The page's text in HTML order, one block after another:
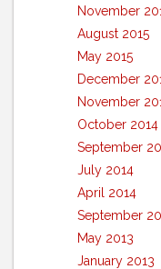
November
August 2015
May 2015
December
November
October 2014
September
July 2014
April 2014
September
May 2013
January 2013